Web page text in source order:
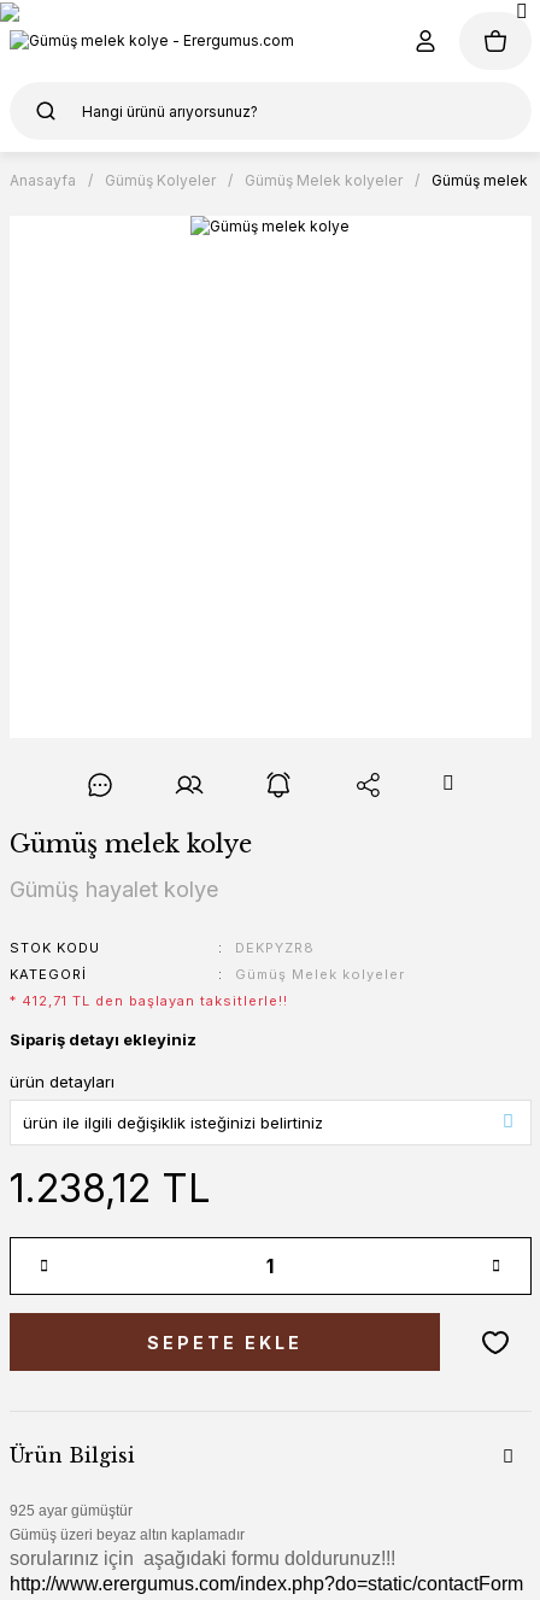
Anasayfa Gümüş Kolyeler Gümüş Melek kolyeler Gümüş melek
Gümüş melek kolye
Gümüş hayalet kolye
STOK KODU
DEKPYZR8
KATEGORI
Gümüş Melek kolyeler
* 412,71 TL den başlayan taksitlerle!!
Sipariş detayı ekleyiniz
ürün detayları
1.238,12 TL
SEPETE EKLE
Ürün Bilgisi
925 ayar gümüştür
Gümüş üzeri beyaz altın kaplamadır
sorularınız için aşağıdaki formu doldurunuz!!!
http://www.erergumus.com/index.php?do=static/contactForm